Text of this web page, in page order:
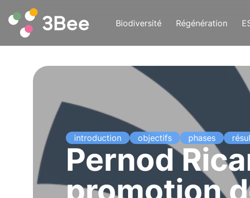
Biodiversité Régénération
introduction objectifs phases
Pernod
promotion